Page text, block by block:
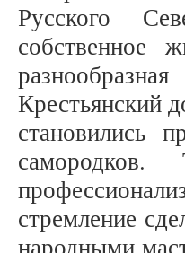
Русского
собственное
Крестьянский
становились
стремление